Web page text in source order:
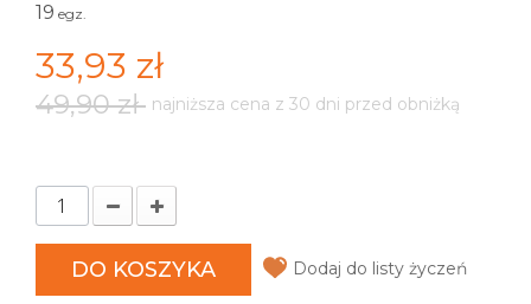
19 egz.
33,93 zł
49,90 zł najniższa cena z 30 dni przed obniżką
DO KOSZYKA Dodaj do listy życzeń